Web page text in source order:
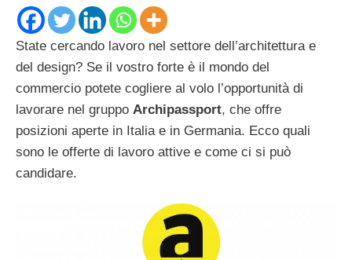
State cercando lavoro nel settore dell’architettura e
del design? Se il vostro forte è il mondo del
commercio potete cogliere al volo l’opportunità di
lavorare nel gruppo Archipassport, che offre
posizioni aperte in Italia e in Germania. Ecco quali
sono le offerte di lavoro attive e come ci si può
candidare.